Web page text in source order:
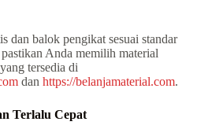
dan balok pengikat sesuai standar
Anda memilih material
tersedia di
dan https://belanjamaterial.com.
Terlalu Cepat